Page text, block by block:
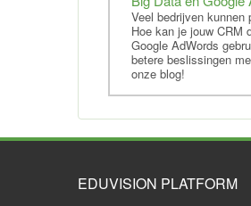
Veel bedrijven kunnen
Hoe kan je jouw CRM
Google AdWords
betere beslissingen
onze blog!
EDUVISION PLATFORM